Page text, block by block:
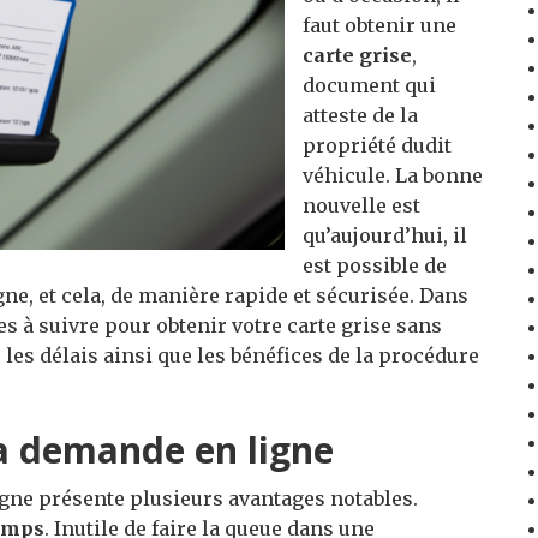
faut obtenir une
carte grise,
document qui
atteste de la
propriété dudit
véhicule. La bonne
nouvelle est
qu’aujourd’hui, il
est possible de
et cela, de manière rapide et sécurisée. Dans
à suivre pour obtenir votre carte grise sans
délais ainsi que les bénéfices de la procédure
demande en ligne
présente plusieurs avantages notables.
. Inutile de faire la queue dans une